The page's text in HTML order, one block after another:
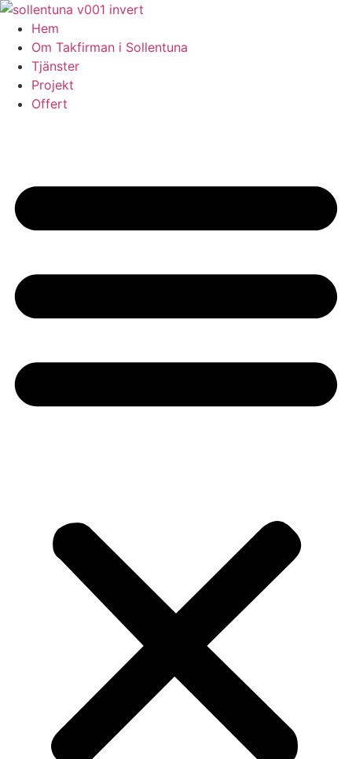
Skip
content
Hem
Om Takfirman i Sollentuna
Tjänster
Projekt
Offert